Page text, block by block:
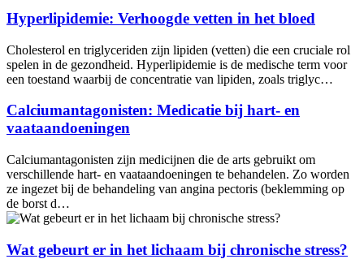
Hyperlipidemie: Verhoogde vetten in het bloed
Cholesterol en triglyceriden zijn lipiden (vetten) die een cruciale rol
spelen in de gezondheid. Hyperlipidemie is de medische term voor
een toestand waarbij de concentratie van lipiden, zoals triglyc…
Calciumantagonisten: Medicatie bij hart- en
vaataandoeningen
Calciumantagonisten zijn medicijnen die de arts gebruikt om
verschillende hart- en vaataandoeningen te behandelen. Zo worden
ze ingezet bij de behandeling van angina pectoris (beklemming op
de borst d…
Wat gebeurt er in het lichaam bij chronische stress?